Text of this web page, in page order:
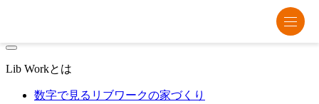
Lib Workとは
数字で見るリブワークの家づくり